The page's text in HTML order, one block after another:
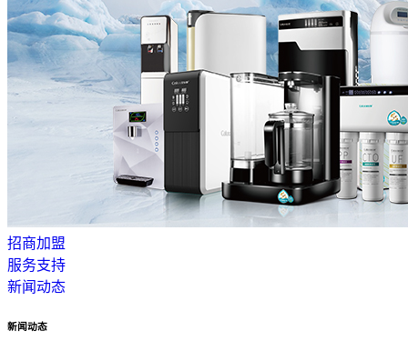
招商加盟
服务支持
新闻动态
新闻动态